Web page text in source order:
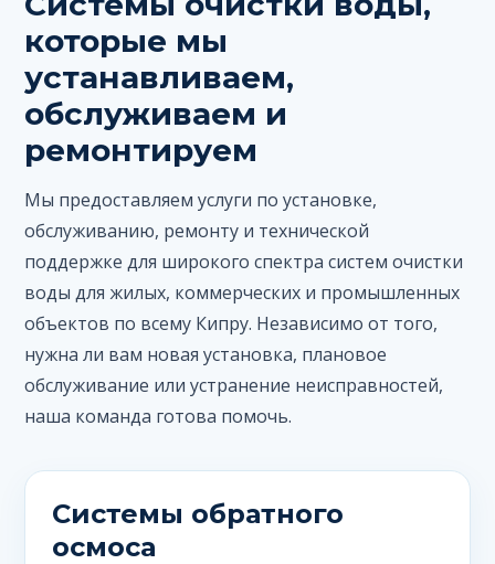
которые мы
устанавливаем,
обслуживаем и
ремонтируем
Мы предоставляем услуги по установке,
обслуживанию, ремонту и технической
поддержке для широкого спектра систем очистки
воды для жилых, коммерческих и промышленных
объектов по всему Кипру. Независимо от того,
нужна ли вам новая установка, плановое
обслуживание или устранение неисправностей,
наша команда готова помочь.
Системы обратного
осмоса